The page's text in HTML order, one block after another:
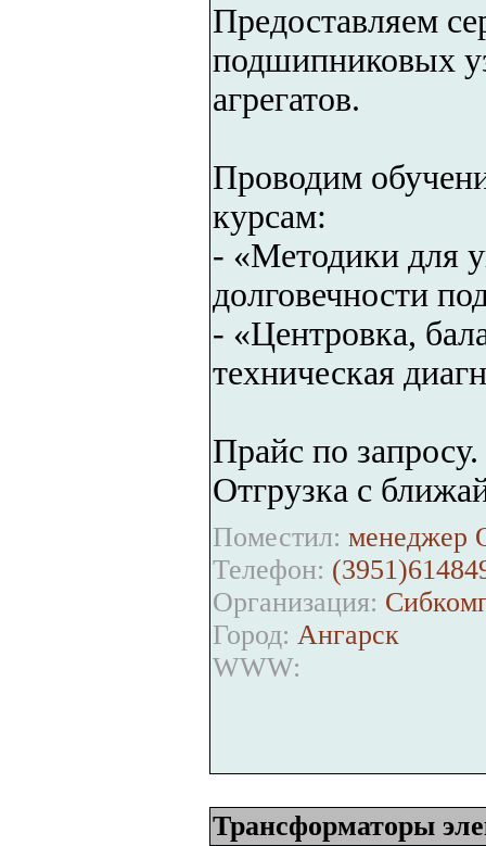
Предоставляем
подшипниковых
агрегатов.
Проводим
курсам:
- «Методики для
долговечности
- «Центровка,
техническая
Прайс по
Отгрузка с
Поместил:
Телефон:
Организация:
Город: Ангарск
WWW:
Трансформаторы